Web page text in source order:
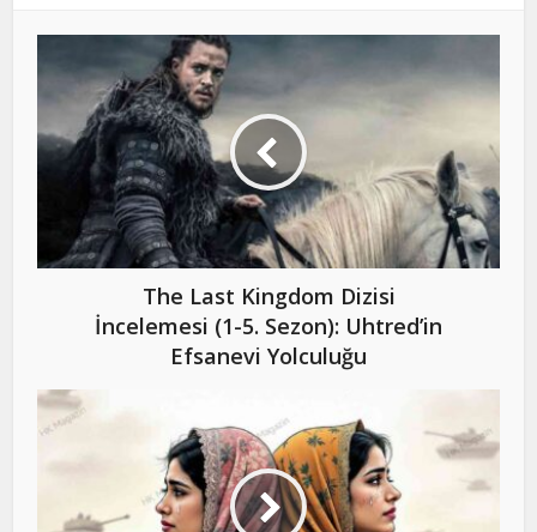
The Last Kingdom Dizisi
İncelemesi (1-5. Sezon): Uhtred’in
Efsanevi Yolculuğu